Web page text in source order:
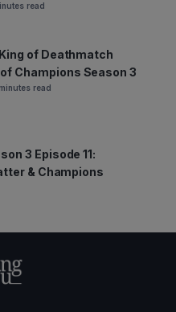
read
of Deathmatch
Champions Season 3
read
3 Episode 11:
& Champions